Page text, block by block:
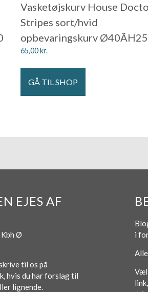
Vasketøjskurv House
Stripes sort/hvid
opbevaringskurv
65,00kr.
GÅ TIL SHOP
EJES AF
Ø
til os på
hvis du har forslag til
lignende.
i